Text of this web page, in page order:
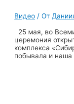
Видео / От
25 мая, во
церемония
комплекса
побывала и наша